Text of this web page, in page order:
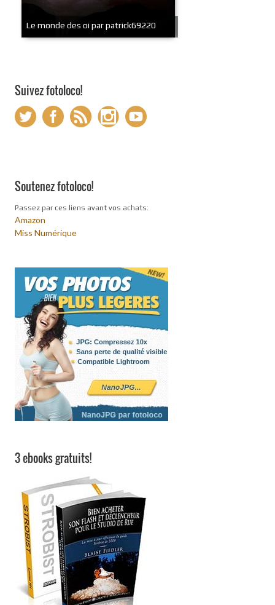
Le monde des oi par patrick69220
Suivez fotoloco!
Soutenez fotoloco!
Passez par ces liens avant vos achats:
Amazon
Miss Numérique
3 ebooks gratuits!